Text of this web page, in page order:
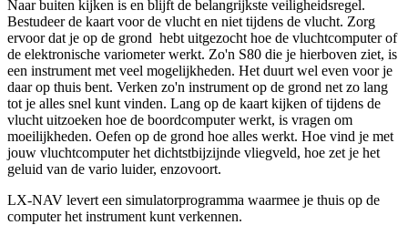
Naar buiten kijken is en blijft de belangrijkste veiligheidsregel.
Bestudeer de kaart voor de vlucht en niet tijdens de vlucht. Zorg
ervoor dat je op de grond hebt uitgezocht hoe de vluchtcomputer of
de elektronische variometer werkt. Zo'n S80 die je hierboven ziet, is
een instrument met veel mogelijkheden. Het duurt wel even voor je
daar op thuis bent. Verken zo'n instrument op de grond net zo lang
tot je alles snel kunt vinden. Lang op de kaart kijken of tijdens de
vlucht uitzoeken hoe de boordcomputer werkt, is vragen om
moeilijkheden. Oefen op de grond hoe alles werkt. Hoe vind je met
jouw vluchtcomputer het dichtstbijzijnde vliegveld, hoe zet je het
geluid van de vario luider, enzovoort.
LX-NAV levert een simulatorprogramma waarmee je thuis op de
computer het instrument kunt verkennen.